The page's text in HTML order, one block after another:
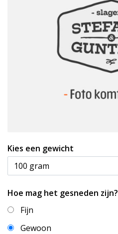
Kies een gewicht
Hoe mag het gesneden zijn?
Fijn
Gewoon